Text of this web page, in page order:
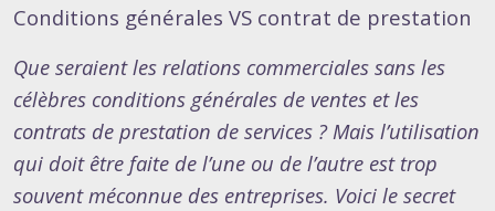
Conditions générales VS contrat de prestation
Que seraient les relations commerciales sans les
célèbres conditions générales de ventes et les
contrats de prestation de services ? Mais l’utilisation
qui doit être faite de l’une ou de l’autre est trop
souvent méconnue des entreprises. Voici le secret